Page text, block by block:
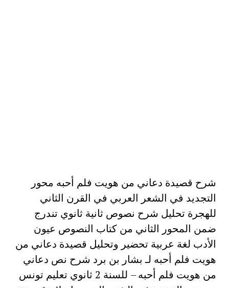
شرح قصيدة دعاني من هويت فلم أحبه محور
التجديد في الشعر العربي في القرن الثاني
للهجرة تحليل شرح نصوص ثانية ثانوي تندرج
ضمن المحور الثاني من كتاب النصوص عيون
الأدب لغة عربية تحضير وتحليل قصيدة دعاني من
هويت فلم أحبه لـ بشار بن برد شرح نص دعاني
من هويت فلم أحبه – للسنة 2 ثانوي تعليم تونس